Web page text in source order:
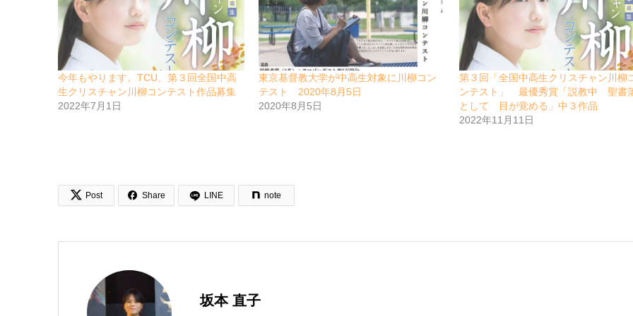
今年もやります。TCU、第３回全国中高
生クリスチャン川柳コンテスト作品募集
2022年7月1日
東京基督教大学が中高生対象に川柳コン
テスト 2020年8月5日
2020年8月5日
第３回「全国中高生クリスチャン川柳
ンテスト」 最優秀賞「説教中 聖書
として 目が覚める」中３作品
2022年11月11日
 Post  Share LINE note
坂本 直子